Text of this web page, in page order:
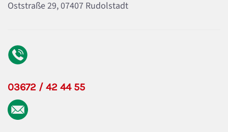
Oststraße 29, 07407 Rudolstadt
03672 / 42 44 55